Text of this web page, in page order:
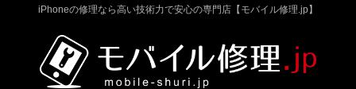
iPhoneの修理なら高い技術力で安心の専門店【モバイル修理.jp】